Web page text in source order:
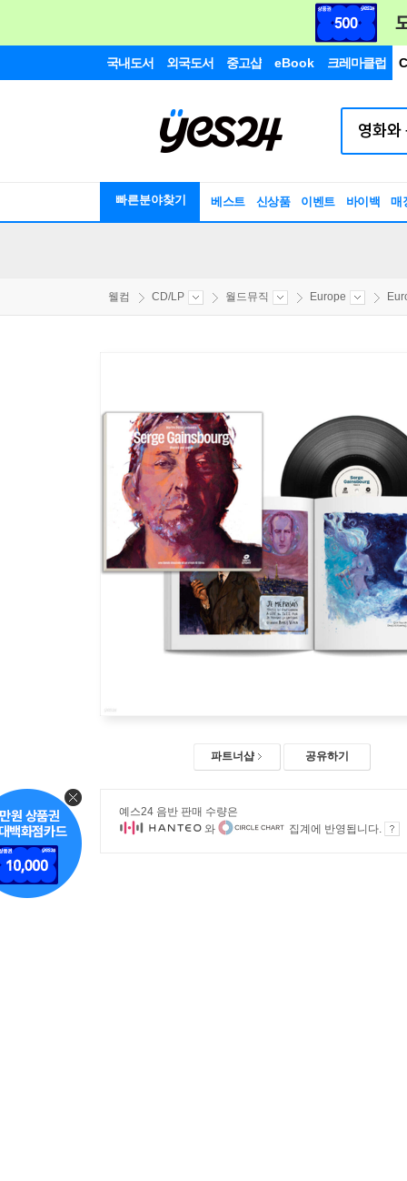
국내도서 외국도서 중고샵 eBook 크레마클럽
빠른분야찾기 베스트 신상품 이벤트 바이백 매
웰컴 CD/LP 월드뮤직 Europe
파트너샵 공유하기
예스24 음반 판매 수량은
와
집계에 반영됩니다.